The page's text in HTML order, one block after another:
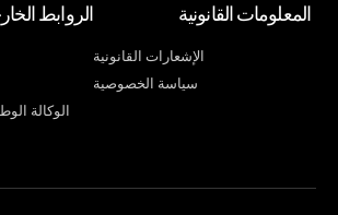
المعلومات القانونية
الإشعارات القانونية
سياسة الخصوصية
الروابط
الوكالة